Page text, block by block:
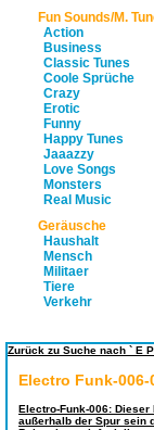
Fun Sounds/M.
Action
Business
Classic Tunes
Coole Sprüche
Crazy
Erotic
Funny
Happy Tunes
Jaaazzy
Love Songs
Monsters
Real Music
Geräusche
Haushalt
Mensch
Militaer
Tiere
Verkehr
Zurück zu Suche nach ` E
Electro Funk-006-
Electro-Funk-006:
außerhalb der Spur sein